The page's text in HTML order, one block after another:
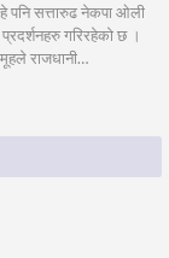
पनि सत्तारुढ नेकपा ओली
गरिरहेको छ ।
राजधानी…